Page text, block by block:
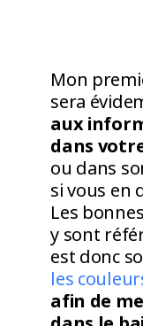
Mon
sera
aux
dans
ou dans
si vous en
Les
y sont
est donc
les
afin de